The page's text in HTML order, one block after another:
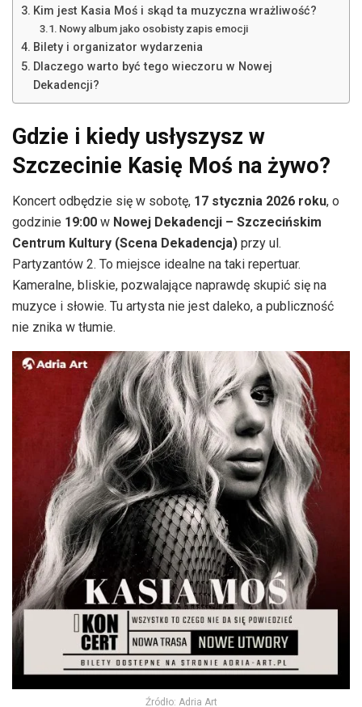
Kim jest Kasia Moś i skąd ta muzyczna wrażliwość?
Nowy album jako osobisty zapis emocji
Bilety i organizator wydarzenia
Dlaczego warto być tego wieczoru w Nowej
Dekadencji?
Gdzie i kiedy usłyszysz w
Szczecinie Kasię Moś na żywo?
Koncert odbędzie się w sobotę, 17 stycznia 2026 roku, o
godzinie 19:00 w Nowej Dekadencji – Szczecińskim
Centrum Kultury (Scena Dekadencja) przy ul.
Partyzantów 2. To miejsce idealne na taki repertuar.
Kameralne, bliskie, pozwalające naprawdę skupić się na
muzyce i słowie. Tu artysta nie jest daleko, a publiczność
nie znika w tłumie.
Źródło: Adria Art